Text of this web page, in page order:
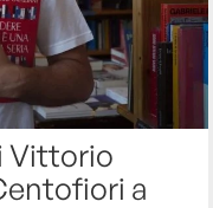
Vittorio
a